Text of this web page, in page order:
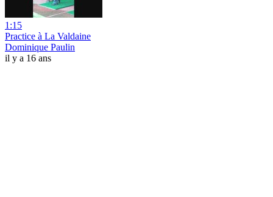
1:15
Practice à La Valdaine
Dominique Paulin
il y a 16 ans